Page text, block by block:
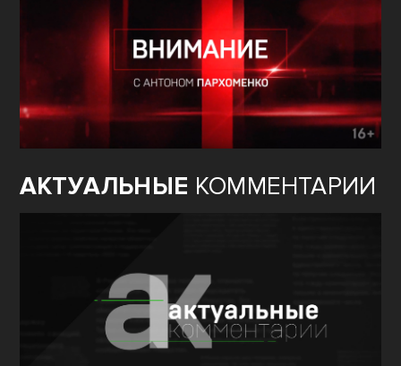
АКТУАЛЬНЫЕ КОММЕНТАРИИ